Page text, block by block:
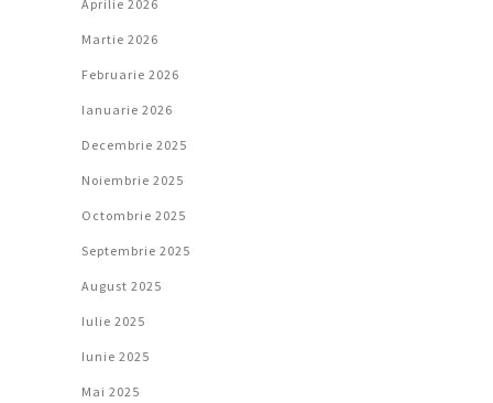
Aprilie 2026
Martie 2026
Februarie 2026
Ianuarie 2026
Decembrie 2025
Noiembrie 2025
Octombrie 2025
Septembrie 2025
August 2025
Iulie 2025
Iunie 2025
Mai 2025